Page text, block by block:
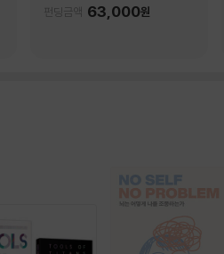
펀딩금액 63,000원